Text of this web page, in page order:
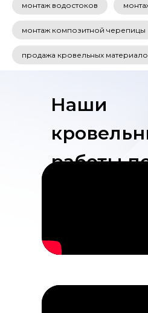
монтаж водостоков
монтаж композитной черепицы
продажа кровельных
Наши
работы